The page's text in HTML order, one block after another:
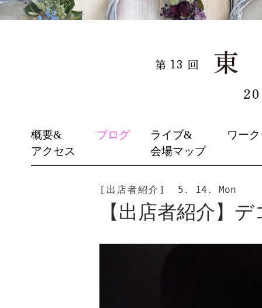
TO
CONTENT
概要&
アクセス
ブログ
ライブ&
会場マップ
ワー
[出店者紹介] 5. 14. Mon
【出店者紹介】